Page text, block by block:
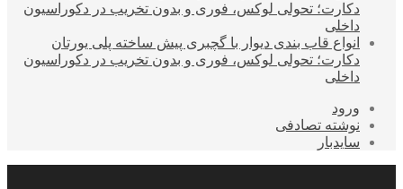
دکارت؛ تحولی لوکس، فوری و بدون تخریب در دکوراسیون
داخلی
انواع قاب بندی دیوار با گچبری پیش ساخته پلی یورتان
دکارت؛ تحولی لوکس، فوری و بدون تخریب در دکوراسیون
داخلی
ورود
نوشته تصادفی
سایدبار